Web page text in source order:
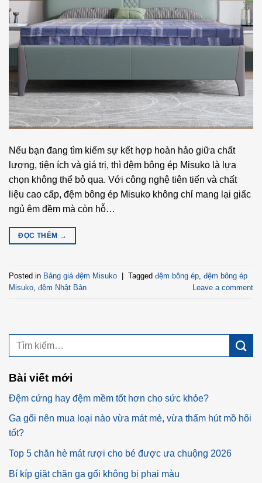
Nếu bạn đang tìm kiếm sự kết hợp hoàn hảo giữa chất
lượng, tiện ích và giá trị, thì đệm bông ép Misuko là lựa
chọn không thể bỏ qua. Với công nghệ tiên tiến và chất
liệu cao cấp, đệm bông ép Misuko không chỉ mang lại giấc
ngủ êm đềm mà còn hỗ…
ĐỌC THÊM →
Posted in Bảng giá đệm Misuko | Tagged đệm bông ép đệm bông ép
Misuko đệm Nhật Bản Leave a comment
Bài viết mới
Đệm cứng hay đệm mềm tốt hơn cho sức khỏe?
Ga gối nên mua loại nào vừa mát mẻ, vừa thấm hút mồ hôi
tốt?
Top 5 chăn hè mát rượi cho bé được ưa chuộng 2026
Bí kíp giặt chăn ga gối không bị phai màu